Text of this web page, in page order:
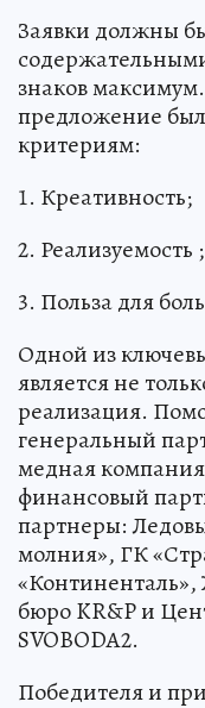
Заявки должны
знаков
предложение
критериям:
1. Креативность;
2. Реализуемость ;
3. Польза для
Одной из
является не
реализация.
генеральный
медная
финансовый
партнеры:
молния», ГК
бюро KR&P и
SVOBODA2.
Победителя и